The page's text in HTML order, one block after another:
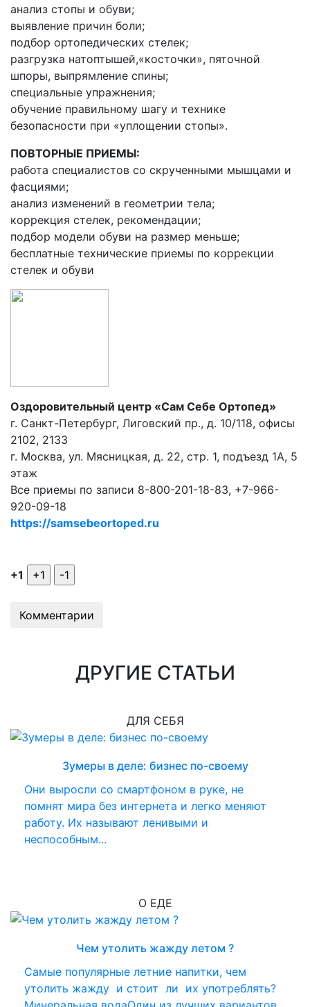
анализ стопы и обуви;
выявление причин боли;
подбор ортопедических стелек;
разгрузка натоптышей,«косточки», пяточной
шпоры, выпрямление спины;
специальные упражнения;
обучение правильному шагу и технике
безопасности при «уплощении стопы».
ПОВТОРНЫЕ ПРИЕМЫ:
работа специалистов со скрученными мышцами и
фасциями;
анализ изменений в геометрии тела;
коррекция стелек, рекомендации;
подбор модели обуви на размер меньше;
бесплатные технические приемы по коррекции
стелек и обуви
Оздоровительный центр «Сам Себе Ортопед»
г. Санкт-Петербург, Лиговский пр., д. 10/118, офисы
2102, 2133
г. Москва, ул. Мясницкая, д. 22, стр. 1, подъезд 1А, 5
этаж
Все приемы по записи 8-800-201-18-83, +7-966-
920-09-18
https://samsebeortoped.ru
+1
Комментарии
ДРУГИЕ СТАТЬИ
ДЛЯ СЕБЯ
Зумеры в деле: бизнес по-своему
Они выросли со смартфоном в руке, не
помнят мира без интернета и легко меняют
работу. Их называют ленивыми и
неспособным...
О ЕДЕ
Чем утолить жажду летом ?
Самые популярные летние напитки, чем
утолить жажду и стоит ли их употреблять?